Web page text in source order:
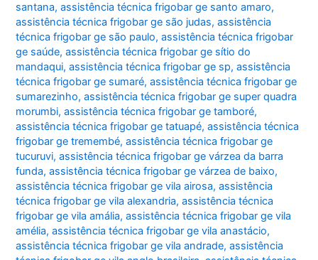
santana,assistência técnica frigobar ge santo amaro,
assistência técnica frigobar ge são judas,assistência
técnica frigobar ge são paulo,assistência técnica frigobar
ge saúde,assistência técnica frigobar ge sítio do
mandaqui,assistência técnica frigobar ge sp,assistência
técnica frigobar ge sumaré,assistência técnica frigobar ge
sumarezinho,assistência técnica frigobar ge super quadra
morumbi,assistência técnica frigobar ge tamboré,
assistência técnica frigobar ge tatuapé,assistência técnica
frigobar ge tremembé,assistência técnica frigobar ge
tucuruvi,assistência técnica frigobar ge várzea da barra
funda,assistência técnica frigobar ge várzea de baixo,
assistência técnica frigobar ge vila airosa,assistência
técnica frigobar ge vila alexandria,assistência técnica
frigobar ge vila amália,assistência técnica frigobar ge vila
amélia,assistência técnica frigobar ge vila anastácio,
assistência técnica frigobar ge vila andrade,assistência